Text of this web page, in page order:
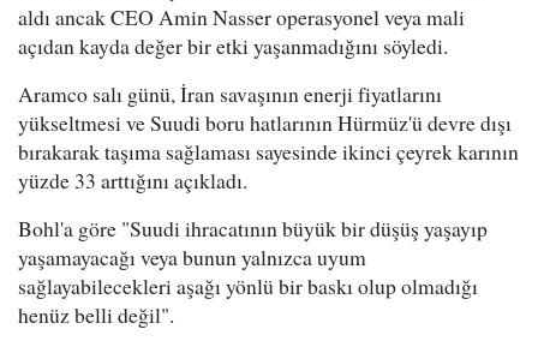
aldı ancak CEO Amin Nasser operasyonel veya mali
açıdan kayda değer bir etki yaşanmadığını söyledi.
Aramco salı günü, İran savaşının enerji fiyatlarını
yükseltmesi ve Suudi boru hatlarının Hürmüz'ü devre dışı
bırakarak taşıma sağlaması sayesinde ikinci çeyrek karının
yüzde 33 arttığını açıkladı.
Bohl'a göre "Suudi ihracatının büyük bir düşüş yaşayıp
yaşamayacağı veya bunun yalnızca uyum
sağlayabilecekleri aşağı yönlü bir baskı olup olmadığı
henüz belli değil".